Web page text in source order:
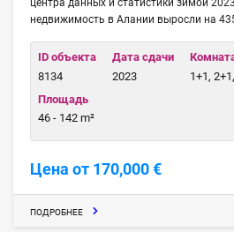
центра данных и статистики зимой
недвижимость в Алании выросли на
ID объекта
8134
Дата сдачи
2023
1+1,
Площадь
46 - 142 m²
Цена от 170,000 €
ПОДРОБНЕЕ